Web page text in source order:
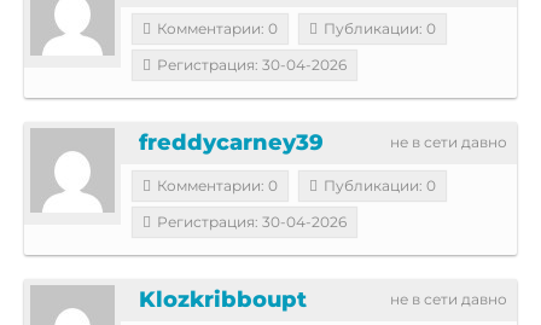
Комментарии: 0
Публикации: 0
Регистрация: 30-04-2026
не в сети давно
freddycarney39
Комментарии: 0
Публикации: 0
Регистрация: 30-04-2026
не в сети давно
Klozkribboupt